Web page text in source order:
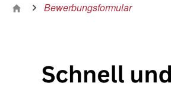
Bewerbungsformular